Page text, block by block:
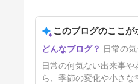
嬉しかった少女の友情
56日前
このブログのここが
日常の
日常の何気ない出来事
ら、季節の変化や小さ